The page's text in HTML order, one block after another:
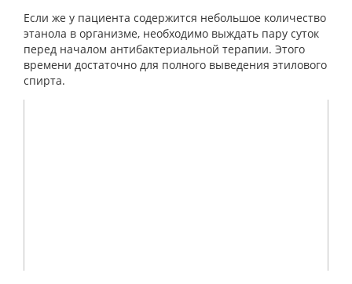
Если же у пациента содержится небольшое количество
этанола в организме, необходимо выждать пару суток
перед началом антибактериальной терапии. Этого
времени достаточно для полного выведения этилового
спирта.